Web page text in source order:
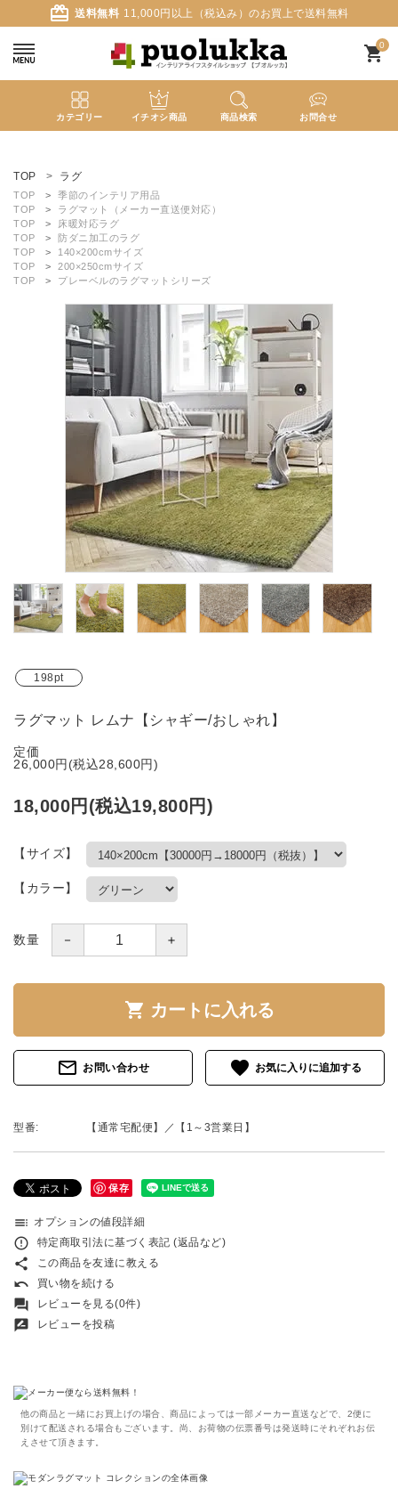
card_giftcard 送料無料 11,000円以上（税込み）のお買上で送料無料
0
shopping_cart
カテゴリー イチオシ商品 商品検索 お問合せ
ようこそ ゲスト 様
meeting_room ログイン
新着商品
カテゴリーから探す
TOP ラグ
TOP
季節のインテリア用品
TOP
ラグマット（メーカー直送便対応）
TOP
床暖対応ラグ
TOP
防ダニ加工のラグ
TOP
140×200cmサイズ
TOP
200×250cmサイズ
TOP
プレーベルのラグマットシリーズ
198pt
ラグマット レムナ【シャギー/おしゃれ】
定価
26,000円(税込28,600円)
18,000円(税込19,800円)
【サイズ】
【カラー】
数量 － ＋
shopping_cart カートに入れる
mail_outline お問い合わせ favorite
型番: 【通常宅配便】／【1～3営業日】
保存
toc オプションの値段詳細
error_outline 特定商取引法に基づく表記 (返品など)
share この商品を友達に教える
undo 買い物を続ける
forum レビューを見る(0件)
rate_review レビューを投稿
他の商品と一緒にお買上げの場合、商品によっては一部メーカー直送などで、2便に
別けて配送される場合もございます。尚、お荷物の伝票番号は発送時にそれぞれお伝
えさせて頂きます。